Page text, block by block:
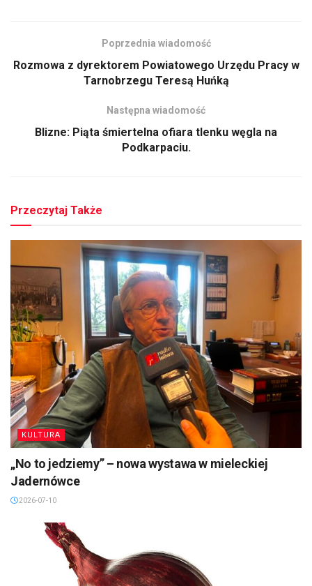
Poprzednia wiadomość
Rozmowa z dyrektorem Powiatowego Urzędu Pracy w
Tarnobrzegu Teresą Huńką
Następna wiadomość
Blizne: Piąta śmiertelna ofiara tlenku węgla na
Podkarpaciu.
Przeczytaj Także
KULTURA
„No to jedziemy” – nowa wystawa w mieleckiej
Jadernówce
2026-07-10